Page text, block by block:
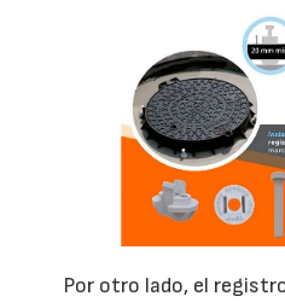
Por otro lado, el